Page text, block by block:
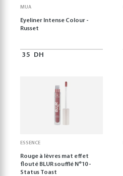
MUA
Eyeliner Intense Colour -
Russet
35 DH
ESSENCE
Rouge à lèvres mat effet
flouté BLUR soufflé N°10 -
Status Toast